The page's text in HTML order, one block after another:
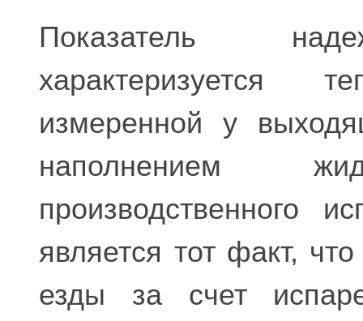
Показатель
характеризуется
измеренной у
наполнением
производственного
является тот факт,
езды за счет